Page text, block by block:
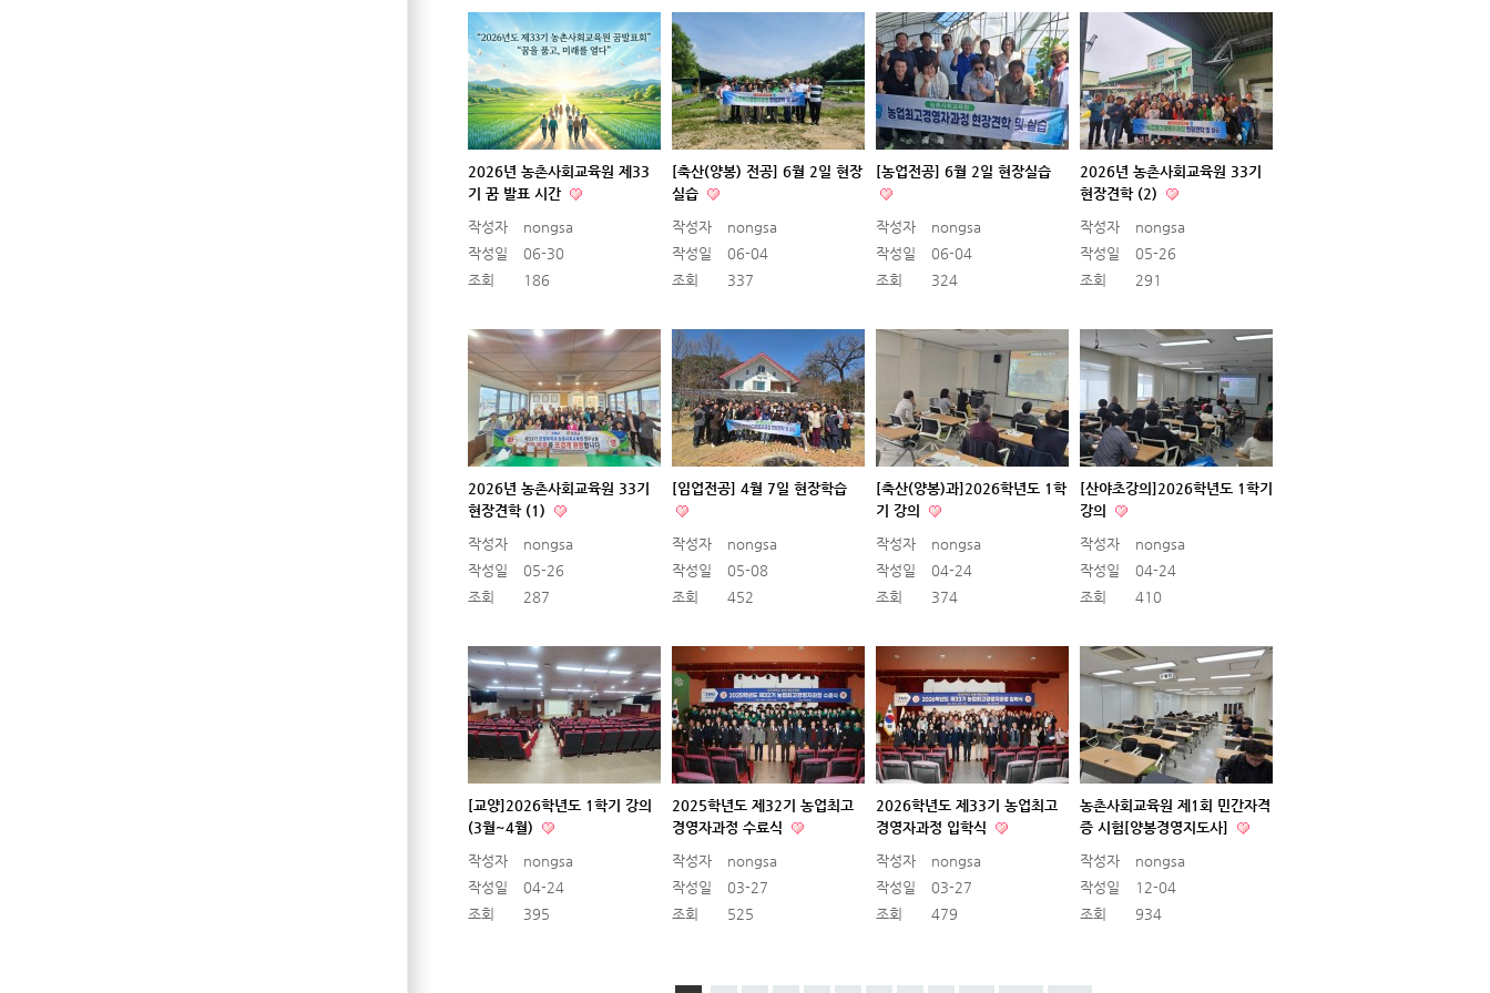
2026년 농촌사회교육원 제33
기 꿈 발표 시간
작성자
nongsa
작성일
06-30
조회
186
[축산(양봉) 전공] 6월 2일 현장
실습
작성자
nongsa
작성일
06-04
조회
337
[농업전공] 6월 2일 현장실습
작성자
nongsa
작성일
06-04
조회
324
2026년 농촌사회교육원 33기
현장견학 (2)
작성자
nongsa
작성일
05-26
조회
291
2026년 농촌사회교육원 33기
현장견학 (1)
작성자
nongsa
작성일
05-26
조회
287
[임업전공] 4월 7일 현장학습
작성자
nongsa
작성일
05-08
조회
452
[축산(양봉)과]2026학년도 1학
기 강의
작성자
nongsa
작성일
04-24
조회
374
[산야초강의]2026학년도 1학기
강의
작성자
nongsa
작성일
04-24
조회
410
[교양]2026학년도 1학기 강의
(3월~4월)
작성자
nongsa
작성일
04-24
조회
395
2025학년도 제32기 농업최고
경영자과정 수료식
작성자
nongsa
작성일
03-27
조회
525
2026학년도 제33기 농업최고
경영자과정 입학식
작성자
nongsa
작성일
03-27
조회
479
농촌사회교육원 제1회 민간자격
증 시험[양봉경영지도사]
작성자
nongsa
작성일
12-04
조회
934